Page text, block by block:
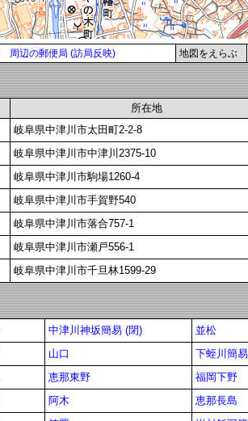
周辺の郵便局 (訪局反映) 地図をえらぶ
所在地
岐阜県中津川市太田町2-2-8
岐阜県中津川市中津川2375-10
岐阜県中津川市駒場1260-4
岐阜県中津川市手賀野540
岐阜県中津川市落合757-1
岐阜県中津川市瀬戸556-1
岐阜県中津川市千旦林1599-29
中津川神坂簡易 (閉) 並松
山口 下蛭川簡易
恵那東野 福岡下野
阿木 恵那長島